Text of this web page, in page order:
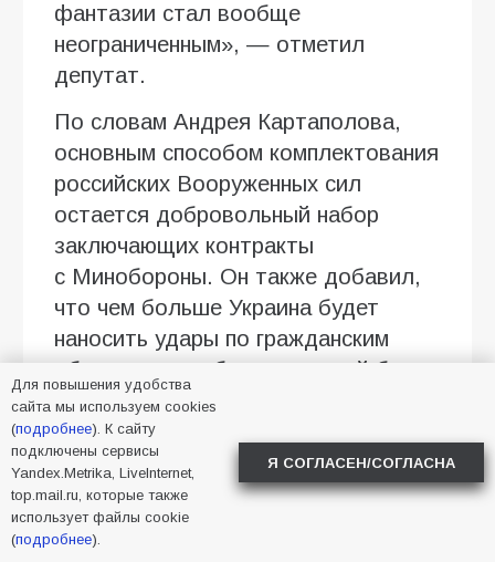
фантазии стал вообще
неограниченным», — отметил
депутат.
По словам Андрея Картаполова,
основным способом комплектования
российских Вооруженных сил
остается добровольный набор
заключающих контракты
с Минобороны. Он также добавил,
что чем больше Украина будет
наносить удары по гражданским
объектам, тем больше людей будут
приходить в военкоматы для
заключения контрактов
с ведомством.
22 июля Госдума России
приняла в третьем чтении закон,
Для повышения удобства
сайта мы используем cookies
(подробнее). К сайту
подключены сервисы
Yandex.Metrika, LiveInternet,
top.mail.ru, которые также
использует файлы cookie
(подробнее).
Я СОГЛАСЕН/СОГЛАСНА